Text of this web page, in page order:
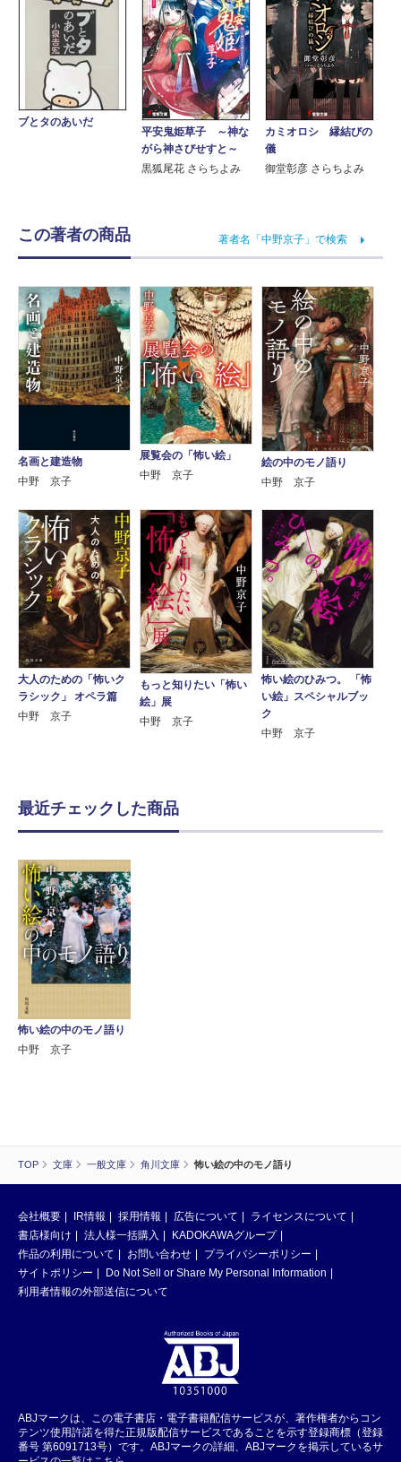
TOP 文庫 一般文庫 角川文庫 怖い絵の中のモノ語り
ブとタのあいだ
平安鬼姫草子 ～神な
がら神さびせすと～
黒狐尾花 さらちよみ
カミオロシ 縁結びの
儀
御堂彰彦 さらちよみ
この著者の商品 著者名「中野京子」で検索
名画と建造物
中野 京子
展覧会の「怖い絵」
中野 京子
絵の中のモノ語り
中野 京子
大人のための「怖いク
ラシック」 オペラ篇
中野 京子
もっと知りたい「怖い
絵」展
中野 京子
怖い絵のひみつ。 「怖
い絵」スペシャルブッ
ク
中野 京子
最近チェックした商品
怖い絵の中のモノ語り
中野 京子
会社概要 IR情報 採用情報 広告について
ライセンスについて
書店様向け
法人様一括購入
KADOKAWAグループ
作品の利用について
お問い合わせ
プライバシーポリシー
サイトポリシー
Do Not Sell or Share My Personal Information
利用者情報の外部送信について
ABJマークは、この電子書店・電子書籍配信サービスが、著作権者からコン
テンツ使用許諾を得た正規版配信サービスであることを示す登録商標（登録
番号 第6091713号）です。ABJマークの詳細、ABJマークを掲示しているサ